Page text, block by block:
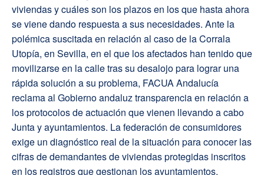
viviendas y cuáles son los plazos en los que hasta ahora
se viene dando respuesta a sus necesidades. Ante la
polémica suscitada en relación al caso de la Corrala
Utopía, en Sevilla, en el que los afectados han tenido que
movilizarse en la calle tras su desalojo para lograr una
rápida solución a su problema, FACUA Andalucía
reclama al Gobierno andaluz transparencia en relación a
los protocolos de actuación que vienen llevando a cabo
Junta y ayuntamientos. La federación de consumidores
exige un diagnóstico real de la situación para conocer las
cifras de demandantes de viviendas protegidas inscritos
en los registros que gestionan los ayuntamientos,